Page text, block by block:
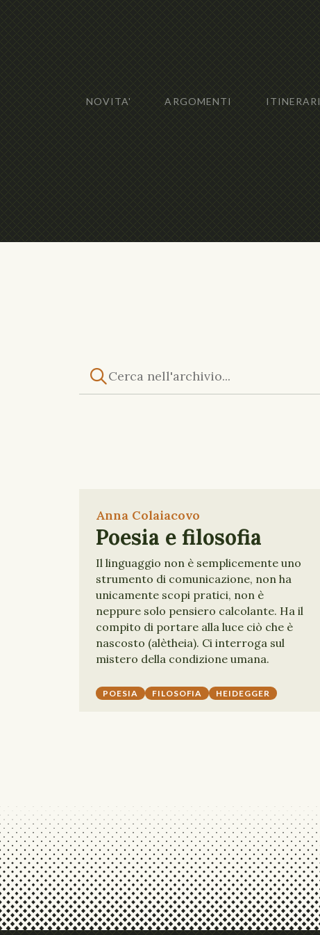
NOVITA' ARGOMENTI ITINERARI
Anna Colaiacovo
Poesia e filosofia
Il linguaggio non è semplicemente uno
strumento di comunicazione, non ha
unicamente scopi pratici, non è
neppure solo pensiero calcolante. Ha il
compito di portare alla luce ciò che è
nascosto (alètheia). Ci interroga sul
mistero della condizione umana.
POESIA FILOSOFIA HEIDEGGER